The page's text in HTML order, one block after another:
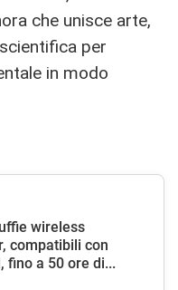
che unisce arte,
per
in modo
wireless
compatibili con
fino a 50 ore di...